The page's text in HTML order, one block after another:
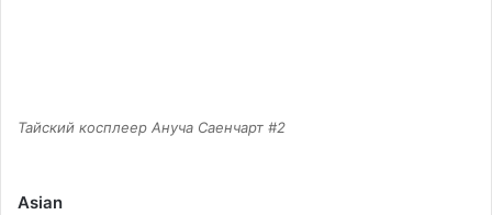
Тайский косплеер Ануча Саенчарт #2
Asian